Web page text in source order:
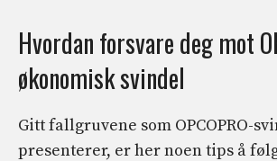
Hvordan forsvare deg mot
økonomisk svindel
Gitt fallgruvene som OPCOPRO-
presenterer, er her noen tips å